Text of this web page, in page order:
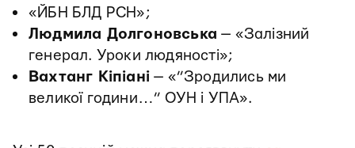
«ЙБН БЛД РСН»;
Людмила Долгоновська — «Залізний
генерал. Уроки людяності»;
Вахтанг Кіпіані — «”Зродились ми
великої години…” ОУН і УПА».